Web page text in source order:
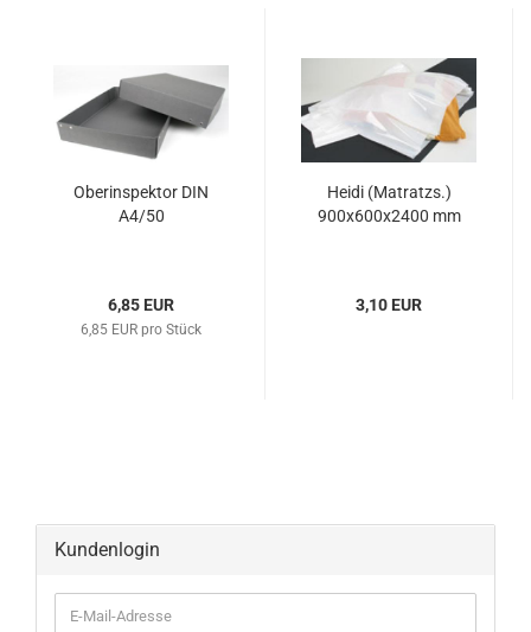
Ober­in­spek­tor DIN
A4/50
6,85 EUR
6,85 EUR pro Stück
Heidi (Ma­tratzs.)
900x600x2400 mm
3,10 EUR
Kundenlogin